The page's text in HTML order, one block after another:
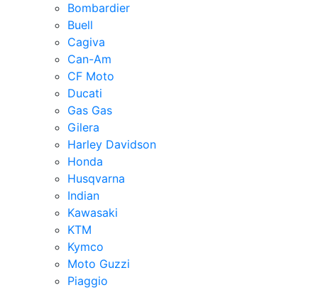
Bombardier
Buell
Cagiva
Can-Am
CF Moto
Ducati
Gas Gas
Gilera
Harley Davidson
Honda
Husqvarna
Indian
Kawasaki
KTM
Kymco
Moto Guzzi
Piaggio